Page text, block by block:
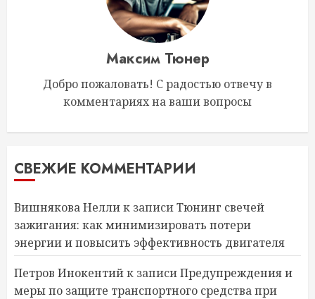
Максим Тюнер
Добро пожаловать! С радостью отвечу в
комментариях на ваши вопросы
СВЕЖИЕ КОММЕНТАРИИ
Вишнякова Неллик записиТюнинг свечей
зажигания: как минимизировать потери
энергии и повысить эффективность двигателя
Петров Инокентийк записиПредупреждения и
меры по защите транспортного средства при